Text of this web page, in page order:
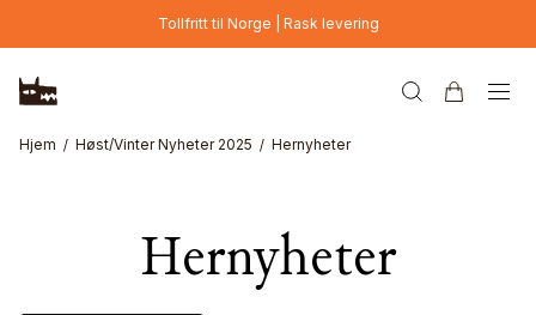
Hopp til hovedinnholdTollfritt til Norge | Rask levering
Hjem Høst/Vinter Nyheter 2025 Hernyheter
Hernyheter